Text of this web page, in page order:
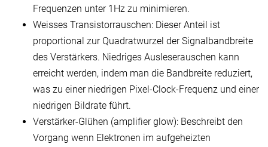
Frequenzen unter 1Hz zu minimieren.
Weisses Transistorrauschen: Dieser Anteil ist
proportional zur Quadratwurzel der Signalbandbreite
des Verstärkers. Niedriges Ausleserauschen kann
erreicht werden, indem man die Bandbreite reduziert,
was zu einer niedrigen Pixel-Clock-Frequenz und einer
niedrigen Bildrate führt.
Verstärker-Glühen (amplifier glow): Beschreibt den
Vorgang wenn Elektronen im aufgeheizten